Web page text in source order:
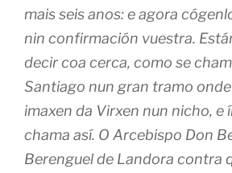
mais seis anos: e agora
nin confirmación vuestra.
decir coa cerca, como se
Santiago nun gran tramo
imaxen da Virxen nun nicho, e
chama así. O Arcebispo Don
Berenguel de Landora contra